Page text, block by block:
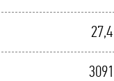
27,4
3091